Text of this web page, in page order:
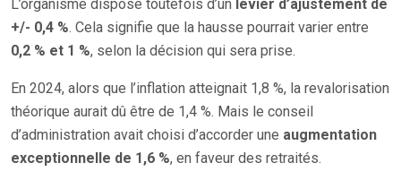
L’organisme dispose toutefois d’un levier d’ajustement de
+/- 0,4 %. Cela signifie que la hausse pourrait varier entre
0,2 % et 1 %, selon la décision qui sera prise.
En 2024, alors que l’inflation atteignait 1,8 %, la revalorisation
théorique aurait dû être de 1,4 %. Mais le conseil
d’administration avait choisi d’accorder une augmentation
exceptionnelle de 1,6 %, en faveur des retraités.